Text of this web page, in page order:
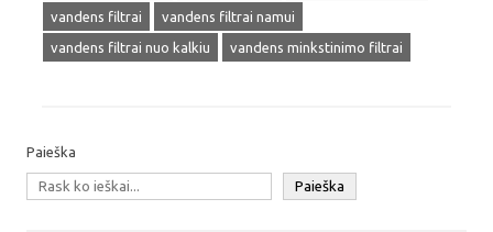
vandens filtrai
vandens filtrai namui
vandens filtrai nuo kalkiu
vandens minkstinimo filtrai
Paieška
Paieška